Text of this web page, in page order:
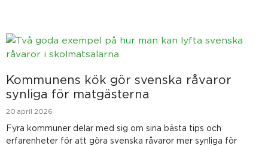
Kommunens kök gör svenska råvaror
synliga för matgästerna
20 april 2026
Fyra kommuner delar med sig om sina bästa tips och
erfarenheter för att göra svenska råvaror mer synliga för
Sida
SidaSida
Sida Sida